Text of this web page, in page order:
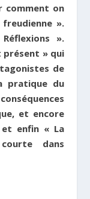
comment on
freudienne ».
».
présent » qui
de
pratique du
et encore
enfin « La
dans